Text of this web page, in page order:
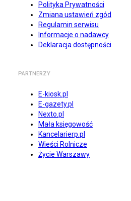
Polityka Prywatności
Zmiana ustawień zgód
Regulamin serwisu
Informacje o nadawcy
Deklaracja dostępności
PARTNERZY
E-kiosk.pl
E-gazety.pl
Nexto.pl
Mała księgowość
Kancelarierp.pl
Wieści Rolnicze
Życie Warszawy